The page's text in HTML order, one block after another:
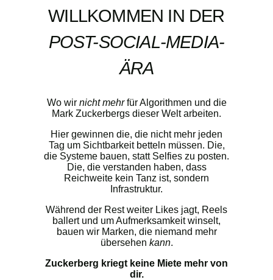
WILLKOMMEN IN DER
POST-SOCIAL-MEDIA-
ÄRA
Wo wir nicht mehrfür Algorithmen und die
Mark Zuckerbergs dieser Welt arbeiten.
Hier gewinnen die, die nicht mehr jeden
Tag um Sichtbarkeit betteln müssen. Die,
die Systeme bauen, statt Selfies zu posten.
Die, die verstanden haben, dass
Reichweite kein Tanz ist, sondern
Infrastruktur.
Während der Rest weiter Likes jagt, Reels
ballert und um Aufmerksamkeit winselt,
bauen wir Marken, die niemand mehr
übersehen kann.
Zuckerberg kriegt keine Miete mehr von
dir.